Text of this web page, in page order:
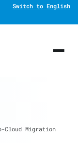
Switch to English
Cloud Migration